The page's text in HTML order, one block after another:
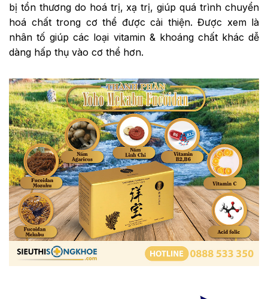
bị tổn thương do hoá trị, xạ trị, giúp quá trình chuyển
hoá chất trong cơ thể được cải thiện. Được xem là
nhân tố giúp các loại vitamin & khoáng chất khác dễ
dàng hấp thụ vào cơ thể hơn.